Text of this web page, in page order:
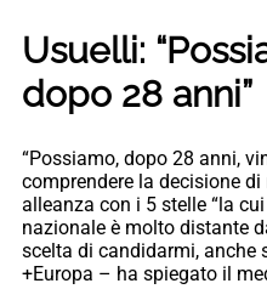
Usuelli:
dopo 28 anni”
“Possiamo, dopo 28 anni,
comprendere la decisione
alleanza con i 5 stelle “la
nazionale è molto distante
scelta di candidarmi, anche
+Europa – ha spiegato il